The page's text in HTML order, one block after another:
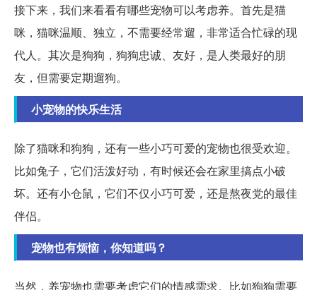
接下来，我们来看看有哪些宠物可以考虑养。首先是猫
咪，猫咪温顺、独立，不需要经常遛，非常适合忙碌的现
代人。其次是狗狗，狗狗忠诚、友好，是人类最好的朋
友，但需要定期遛狗。
小宠物的快乐生活
除了猫咪和狗狗，还有一些小巧可爱的宠物也很受欢迎。
比如兔子，它们活泼好动，有时候还会在家里搞点小破
坏。还有小仓鼠，它们不仅小巧可爱，还是熬夜党的最佳
伴侣。
宠物也有烦恼，你知道吗？
当然，养宠物也需要考虑它们的情感需求。比如狗狗需要